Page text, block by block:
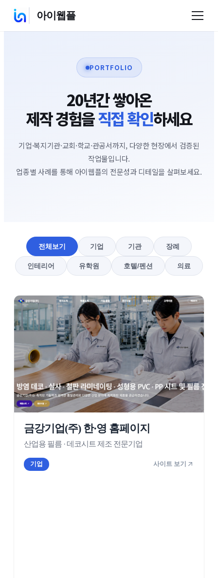
아이웹플
PORTFOLIO
20년간 쌓아온
제작 경험을직접 확인하세요
기업·복지기관·교회·학교·관공서까지, 다양한 현장에서 검증된
작업물입니다.
업종별 사례를 통해 아이웹플의 전문성과 디테일을 살펴보세요.
전체보기 기업 기관 장례
인테리어 유학원 호텔/펜션 의료
금강기업(주) 한·영 홈페이지
산업용 필름 · 데코시트 제조 전문기업
기업 사이트 보기